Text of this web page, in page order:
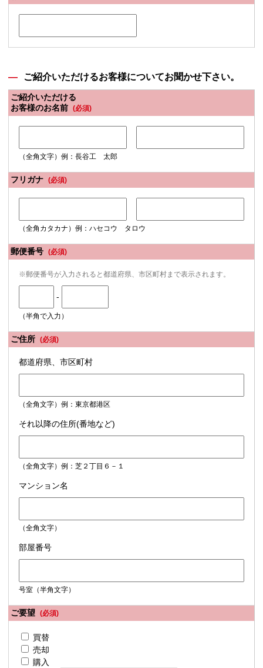
ご紹介いただけるお客様についてお聞かせ下さい。
ご紹介いただける
お客様のお名前 (必須)
（全角文字）例：長谷工 太郎
フリガナ (必須)
（全角カタカナ）例：ハセコウ タロウ
郵便番号 (必須)
※郵便番号が入力されると都道府県、市区町村まで表示されます。
-
（半角で入力）
ご住所 (必須)
都道府県、市区町村
（全角文字）例：東京都港区
それ以降の住所(番地など)
（全角文字）例：芝２丁目６－１
マンション名
（全角文字）
部屋番号
号室（半角文字）
ご要望 (必須)
買替
売却
購入